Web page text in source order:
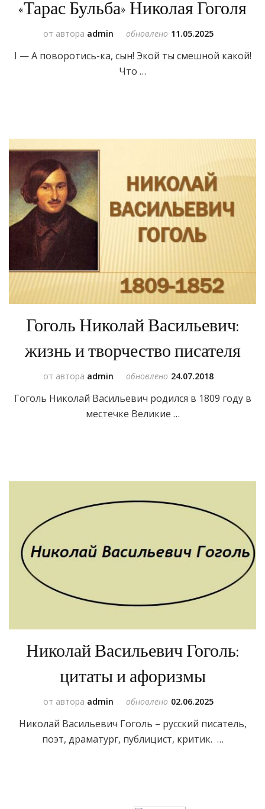
«Тарас Бульба» Николая Гоголя
от автора admin обновлено 11.05.2025
I — А поворотись-ка, сын! Экой ты смешной какой!
Что …
Гоголь Николай Васильевич:
жизнь и творчество писателя
от автора admin обновлено 24.07.2018
Гоголь Николай Васильевич родился в 1809 году в
местечке Великие …
Николай Васильевич Гоголь:
цитаты и афоризмы
от автора admin обновлено 02.06.2025
Николай Васильевич Гоголь – русский писатель,
поэт, драматург, публицист, критик. …